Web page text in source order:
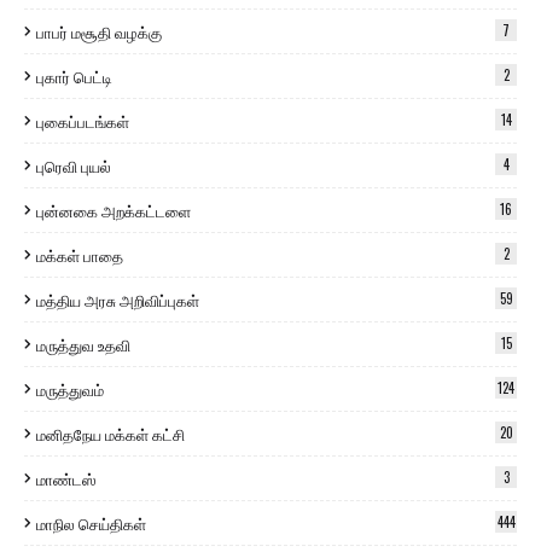
பாபர் மசூதி வழக்கு 7
புகார் பெட்டி 2
புகைப்படங்கள் 14
புரெவி புயல் 4
புன்னகை அறக்கட்டளை 16
மக்கள் பாதை 2
மத்திய அரசு அறிவிப்புகள் 59
மருத்துவ உதவி 15
மருத்துவம் 124
மனிதநேய மக்கள் கட்சி 20
மாண்டஸ் 3
மாநில செய்திகள் 444